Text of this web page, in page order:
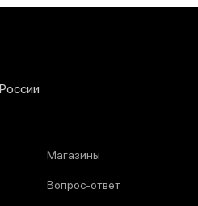
Магазины
Вопрос-ответ